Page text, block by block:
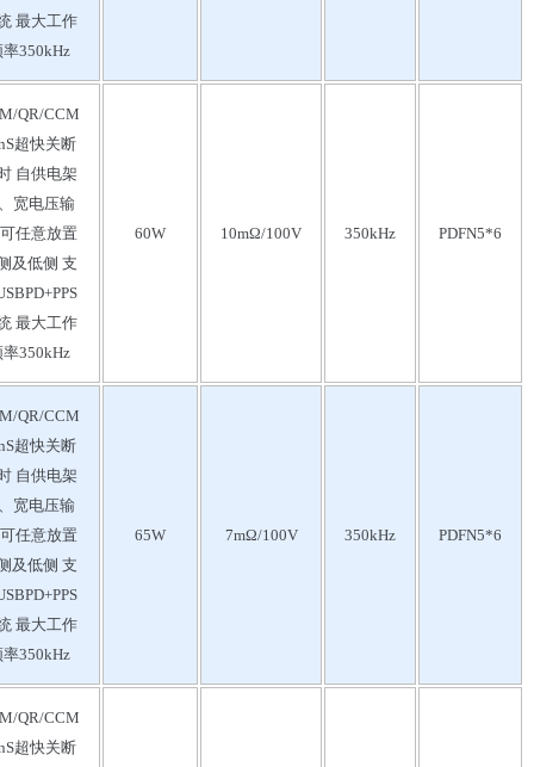
最大工作
350kHz
QR/CCM
超快关断
自供电架
宽电压输
任意放置
及低侧 支
最大工作
350kHz
60W 10mΩ/100V 350kHz PDFN5*6
QR/CCM
超快关断
自供电架
宽电压输
任意放置
及低侧 支
最大工作
350kHz
65W 7mΩ/100V 350kHz PDFN5*6
QR/CCM
超快关断